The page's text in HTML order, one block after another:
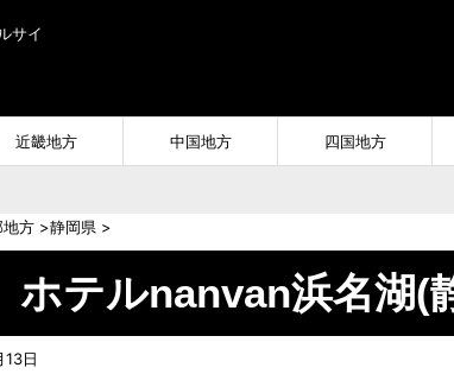
サイ
近畿地方 中国地方 四国地方
地方 >静岡県 >
ホテルnanvan浜名湖(
日